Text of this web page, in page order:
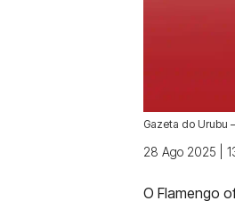
Gazeta do Urubu
28 Ago 2025 |
O Flamengo